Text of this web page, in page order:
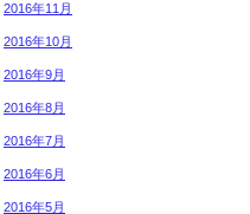
2016年11月
2016年10月
2016年9月
2016年8月
2016年7月
2016年6月
2016年5月